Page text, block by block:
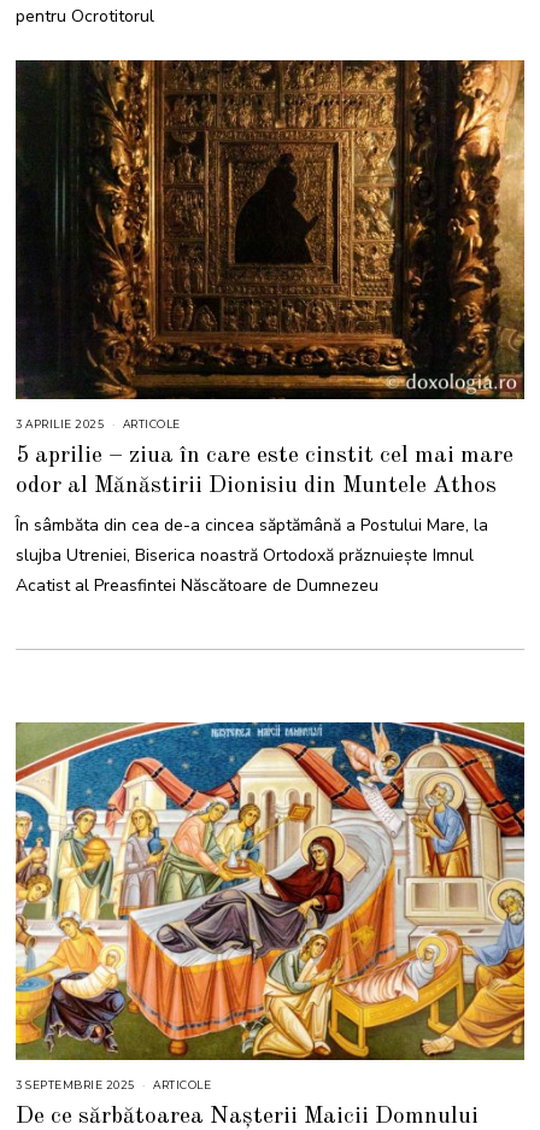
pentru Ocrotitorul
3 APRILIE 2025
P
I
L
E
0
5
ARTICOLE
5 aprilie – ziua în care este cinstit cel mai mare
odor al Mănăstirii Dionisiu din Muntele Athos
În sâmbăta din cea de-a cincea săptămână a Postului Mare, la
slujba Utreniei, Biserica noastră Ortodoxă prăznuiește Imnul
Acatist al Preasfintei Născătoare de Dumnezeu
3 SEPTEMBRIE 2025
E
ARTICOLE
De ce sărbătoarea Nașterii Maicii Domnului